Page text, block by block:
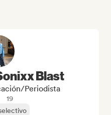
Blast
Periodista
19